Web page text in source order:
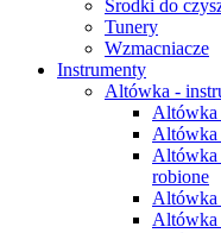
Środki do
Tunery
Wzmacniacze
Instrumenty
Altówka -
Altówka
Altówka
robione
Altówka